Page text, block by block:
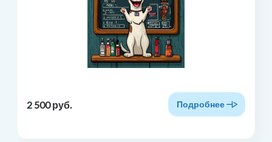
2 500 руб. Подробнее